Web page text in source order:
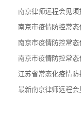
南京律师远程会见
南京市疫情防控常态
南京市疫情防控常
江苏省常态化疫情
最新南京律师远程会